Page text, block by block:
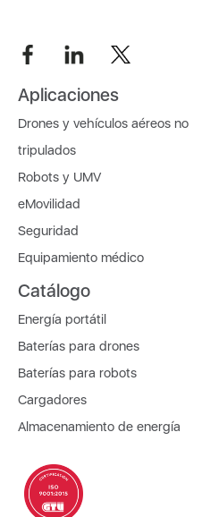
Aplicaciones
Drones y vehículos aéreos no
tripulados
Robots y UMV
eMovilidad
Seguridad
Equipamiento médico
Catálogo
Energía portátil
Baterías para drones
Baterías para robots
Cargadores
Almacenamiento de energía